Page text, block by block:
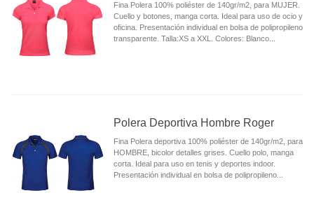
Fina Polera 100% poliéster de 140gr/m2, para MUJER.
Cuello y botones, manga corta. Ideal para uso de ocio y
oficina. Presentación individual en bolsa de polipropileno
transparente. Talla:XS a XXL. Colores: Blanco...
Polera Deportiva Hombre Roger
Fina Polera deportiva 100% poliéster de 140gr/m2, para
HOMBRE, bicolor detalles grises. Cuello polo, manga
corta. Ideal para uso en tenis y deportes indoor.
Presentación individual en bolsa de polipropileno...